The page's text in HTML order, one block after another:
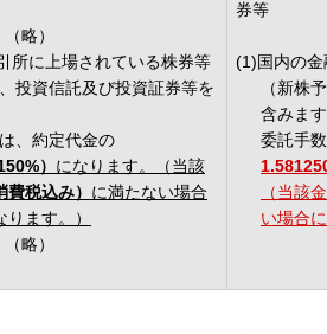
（略）
所に上場されている株券等
投資信託及び投資証券等を
、約定代金の
） になります。（当該
税込み） に満たない場合
ます。）
（略）
券等
(1)国内の
（新株
含みま
委託手
（当該
い場合